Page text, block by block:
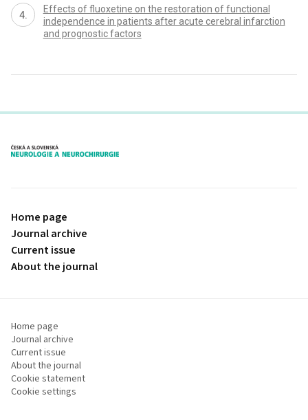
Effects of fluoxetine on the restoration of functional
independence in patients after acute cerebral infarction
and prognostic factors
proLékaře.cz
Home page
Journal archive
Current issue
About the journal
Home page
Journal archive
Current issue
About the journal
Cookie statement
Cookie settings